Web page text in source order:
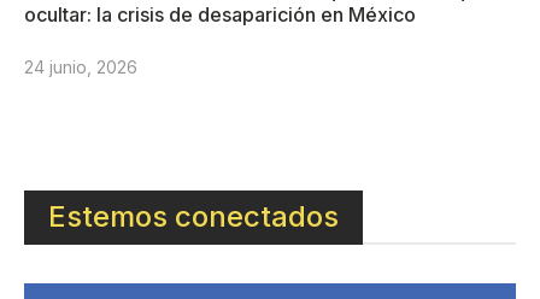
ocultar: la crisis de desaparición en México
24 junio, 2026
Estemos conectados